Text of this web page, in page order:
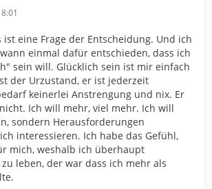
ist eine Frage der Entscheidung. Und ich
einmal dafür entschieden, dass ich
sein will. Glücklich sein ist mir einfach
der Urzustand, er ist jederzeit
keinerlei Anstrengung und nix. Er
Ich will mehr, viel mehr. Ich will
sondern Herausforderungen
interessieren. Ich habe das Gefühl,
mich, weshalb ich überhaupt
leben, der war dass ich mehr als